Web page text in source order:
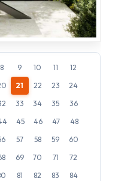
8 9 10 11
12
21 22 23
24
33 34 35
36
45 46 47
48
57 58 59
60
69 70 71
72
81 82 83
84
BILLA
COOP
Globus
Lidl
Norma